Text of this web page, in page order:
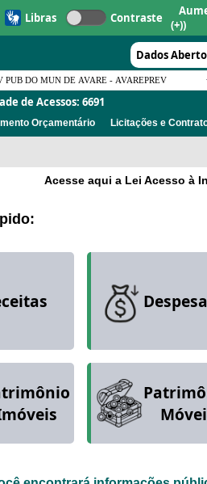
Libras Contraste
(+))
Dados
de Acessos: 6691
Orçamentário Licitações e